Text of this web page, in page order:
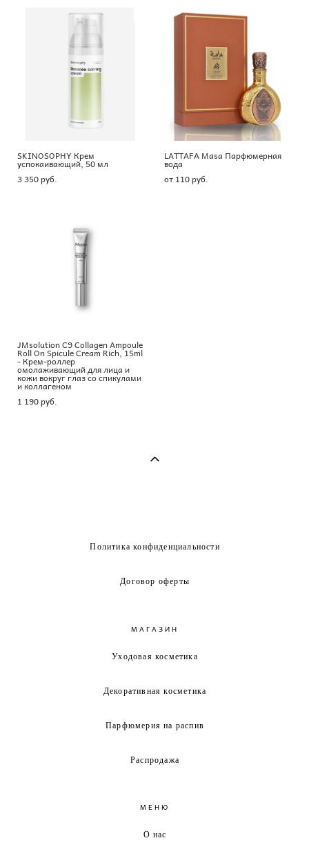
SKINOSOPHY Крем
успокаивающий, 50 мл
3 350 pуб.
LATTAFA Masa Парфюмерная
вода
от 110 pуб.
JMsolution C9 Collagen Ampoule
Roll On Spicule Cream Rich, 15ml
- Крем-роллер
омолаживающий для лица и
кожи вокруг глаз со спикулами
и коллагеном
1 190 pуб.
Политика конфиденциальности
Договор оферты
МАГАЗИН
Уходовая косметика
Декоративная косметика
Парфюмерия на распив
Распродажа
МЕНЮ
О нас